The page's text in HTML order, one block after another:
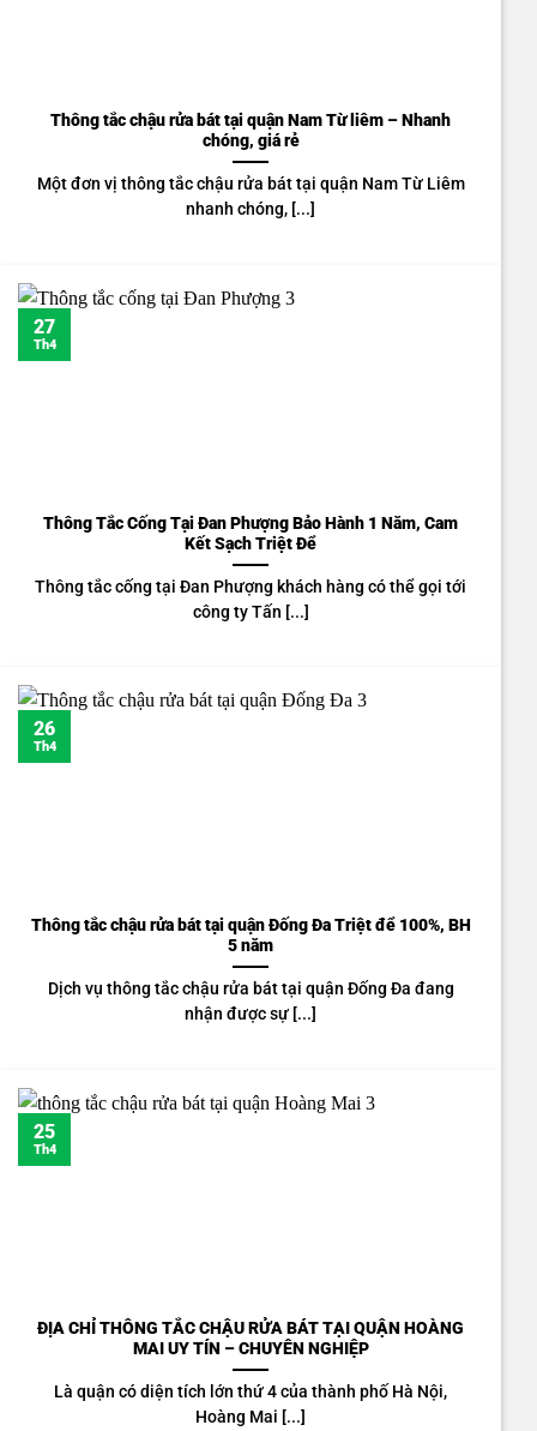
Thông tắc chậu rửa bát tại quận Nam Từ liêm – Nhanh
chóng, giá rẻ
Một đơn vị thông tắc chậu rửa bát tại quận Nam Từ Liêm
nhanh chóng, [...]
Thông Tắc Cống Tại Đan Phượng Bảo Hành 1 Năm, Cam
Kết Sạch Triệt Để
Thông tắc cống tại Đan Phượng khách hàng có thể gọi tới
công ty Tấn [...]
27
Th4
Thông tắc chậu rửa bát tại quận Đống Đa Triệt để 100%, BH
5 năm
Dịch vụ thông tắc chậu rửa bát tại quận Đống Đa đang
nhận được sự [...]
26
Th4
ĐỊA CHỈ THÔNG TẮC CHẬU RỬA BÁT TẠI QUẬN HOÀNG
MAI UY TÍN – CHUYÊN NGHIỆP
Là quận có diện tích lớn thứ 4 của thành phố Hà Nội,
Hoàng Mai [...]
25
Th4